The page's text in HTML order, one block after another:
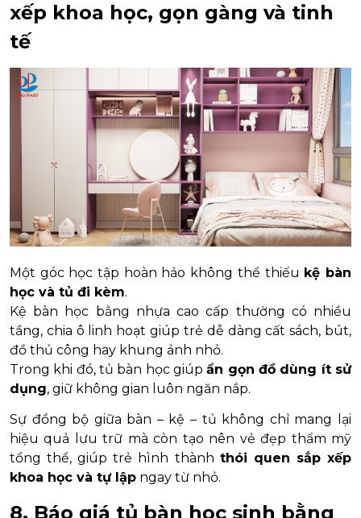
xếp khoa học, gọn gàng và tinh
tế
Một góc học tập hoàn hảo không thể thiếu kệ bàn
học và tủ đi kèm.
Kệ bàn học bằng nhựa cao cấp thường có nhiều
tầng, chia ô linh hoạt giúp trẻ dễ dàng cất sách, bút,
đồ thủ công hay khung ảnh nhỏ.
Trong khi đó, tủ bàn học giúpẩn gọn đồ dùng ít sử
dụng, giữ không gian luôn ngăn nắp.
Sự đồng bộ giữa bàn – kệ – tủ không chỉ mang lại
hiệu quả lưu trữ mà còn tạo nên vẻ đẹp thẩm mỹ
tổng thể, giúp trẻ hình thành thói quen sắp xếp
khoa học và tự lập ngay từ nhỏ.
8. Báo giá tủ bàn học sinh bằng